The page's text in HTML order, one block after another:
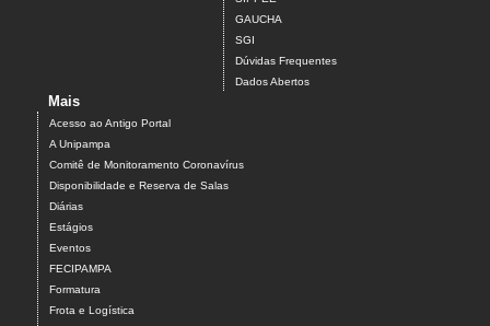
GAUCHA
SGI
Dúvidas Frequentes
Dados Abertos
Mais
Acesso ao Antigo Portal
A Unipampa
Comitê de Monitoramento Coronavírus
Disponibilidade e Reserva de Salas
Diárias
Estágios
Eventos
FECIPAMPA
Formatura
Frota e Logística